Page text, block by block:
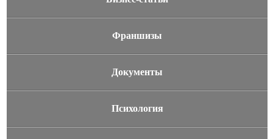
Франшизы
Документы
Психология